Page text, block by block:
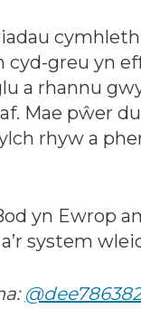
cyd-greu yn
a rhannu
Mae pŵer
rhyw a
yn Ewrop
system